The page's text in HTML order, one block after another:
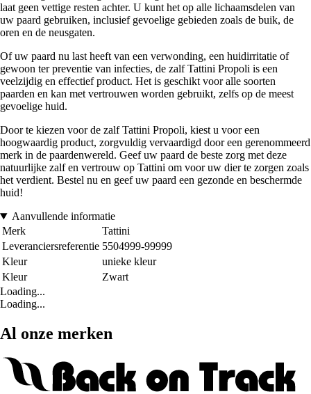
laat geen vettige resten achter. U kunt het op alle lichaamsdelen van
uw paard gebruiken, inclusief gevoelige gebieden zoals de buik, de
oren en de neusgaten.
Of uw paard nu last heeft van een verwonding, een huidirritatie of
gewoon ter preventie van infecties, de zalf Tattini Propoli is een
veelzijdig en effectief product. Het is geschikt voor alle soorten
paarden en kan met vertrouwen worden gebruikt, zelfs op de meest
gevoelige huid.
Door te kiezen voor de zalf Tattini Propoli, kiest u voor een
hoogwaardig product, zorgvuldig vervaardigd door een gerenommeerd
merk in de paardenwereld. Geef uw paard de beste zorg met deze
natuurlijke zalf en vertrouw op Tattini om voor uw dier te zorgen zoals
het verdient. Bestel nu en geef uw paard een gezonde en beschermde
huid!
Aanvullende informatie
Merk
Tattini
Leveranciersreferentie 5504999-99999
Kleur
unieke kleur
Kleur
Zwart
Loading...
Loading...
Al onze merken